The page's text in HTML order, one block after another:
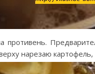
нарезаю картофель,